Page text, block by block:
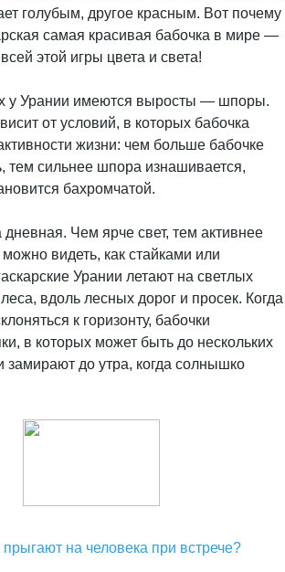
голубым, другое красным. Вот почему
самая красивая бабочка в мире —
этой игры цвета и света!
у Урании имеются выросты — шпоры.
от условий, в которых бабочка
жизни: чем больше бабочке
тем сильнее шпора изнашивается,
бахромчатой.
Чем ярче свет, тем активнее
видеть, как стайками или
Урании летают на светлых
вдоль лесных дорог и просек. Когда
к горизонту, бабочки
в которых может быть до нескольких
замирают до утра, когда солнышко
на человека при встрече?